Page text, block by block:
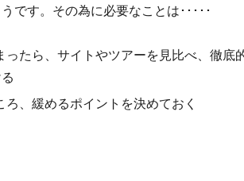
です。その為に必要なことは･････
たら、サイトやツアーを見比べ、徹底
、緩めるポイントを決めておく